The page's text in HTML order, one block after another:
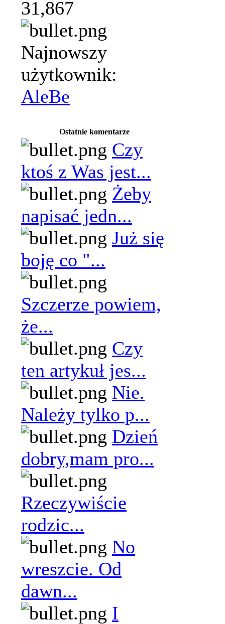
31,867
Najnowszy
użytkownik:
AleBe
Ostatnie komentarze
Czy
ktoś z Was jest...
Żeby
napisać jedn...
Już się
boję co "...
Szczerze powiem,
że...
Czy
ten artykuł jes...
Nie.
Należy tylko p...
Dzień
dobry,mam pro...
Rzeczywiście
rodzic...
No
wreszcie. Od
dawn...
I